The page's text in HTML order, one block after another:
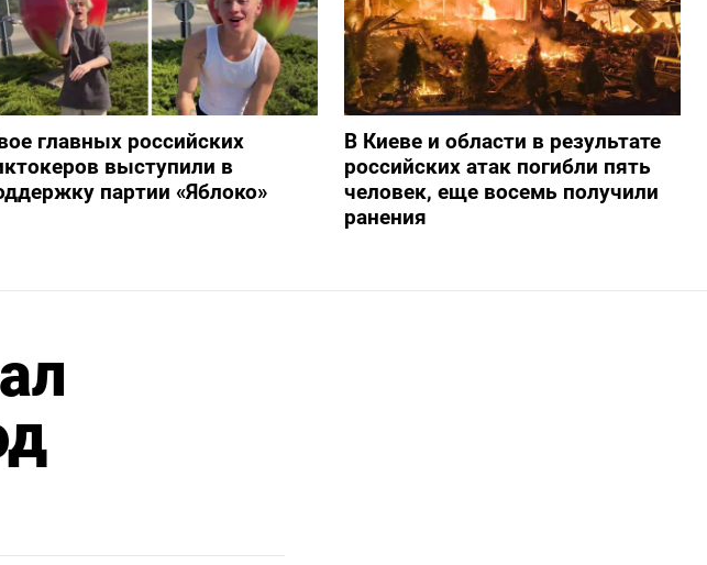
главных российских
выступили в
партии «Яблоко»
В Киеве и области в результате
российских атак погибли пять
человек, еще восемь получили
ранения